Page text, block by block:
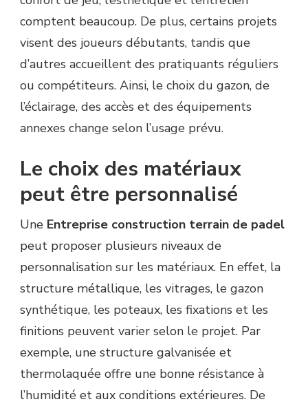
comptent beaucoup. De plus, certains projets
visent des joueurs débutants, tandis que
d’autres accueillent des pratiquants réguliers
ou compétiteurs. Ainsi, le choix du gazon, de
l’éclairage, des accès et des équipements
annexes change selon l’usage prévu.
Le choix des matériaux
peut être personnalisé
Une Entreprise construction terrain de padel
peut proposer plusieurs niveaux de
personnalisation sur les matériaux. En effet, la
structure métallique, les vitrages, le gazon
synthétique, les poteaux, les fixations et les
finitions peuvent varier selon le projet. Par
exemple, une structure galvanisée et
thermolaquée offre une bonne résistance à
l’humidité et aux conditions extérieures. De